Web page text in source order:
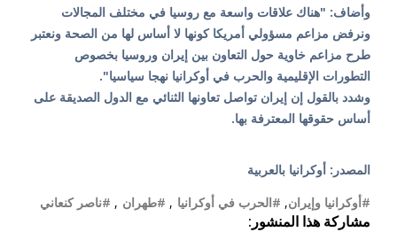
وأضاف: "هناك علاقات واسعة مع روسيا في مختلف المجالات
ونرفض مزاعم مسؤولي أمريكا كونها لا أساس لها من الصحة ونعتبر
طرح مزاعم خاوية حول التعاون بين إيران وروسيا بخصوص
التطورات الإقليمية والحرب في أوكرانيا نهجا سياسيا".
وشدد بالقول إن إيران تواصل تعاونها الثنائي مع الدول الصديقة على
أساس حقوقها المعترفة بها.
المصدر: أوكرانيا بالعربية
#أوكرانيا وإيران, #الحرب في أوكرانيا , #طهران , #ناصر كنعاني
مشاركة هذا المنشور: